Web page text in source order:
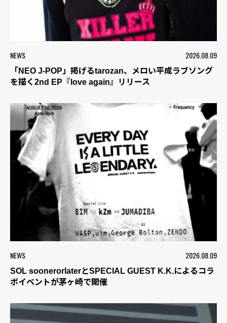
NEWS 2026.08.09
「NEO J-POP」掲げるtarozan、メロい平成ラブソング
を描く2nd EP『love again』リリース
NEWS 2026.08.09
SOL soonerorlaterとSPECIAL GUEST K.K.によるコラ
ボイベントが茅ヶ崎で開催